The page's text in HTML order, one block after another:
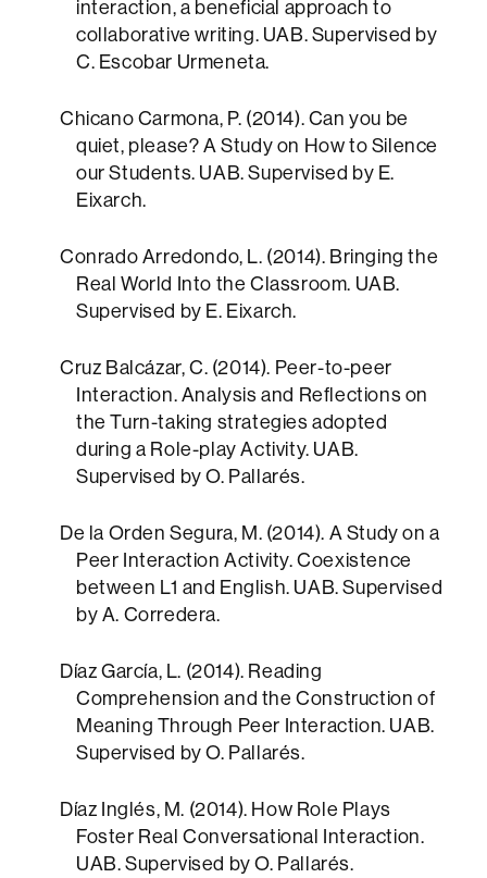
interaction, a beneficial approach to
collaborative writing. UAB. Supervised by
C. Escobar Urmeneta.
Chicano Carmona, P. (2014). Can you be
quiet, please? A Study on How to Silence
our Students. UAB. Supervised by E.
Eixarch.
Conrado Arredondo, L. (2014). Bringing the
Real World Into the Classroom. UAB.
Supervised by E. Eixarch.
Cruz Balcázar, C. (2014). Peer-to-peer
Interaction. Analysis and Reflections on
the Turn-taking strategies adopted
during a Role-play Activity. UAB.
Supervised by O. Pallarés.
De la Orden Segura, M. (2014). A Study on a
Peer Interaction Activity. Coexistence
between L1 and English. UAB. Supervised
by A. Corredera.
Díaz García, L. (2014). Reading
Comprehension and the Construction of
Meaning Through Peer Interaction. UAB.
Supervised by O. Pallarés.
Díaz Inglés, M. (2014). How Role Plays
Foster Real Conversational Interaction.
UAB. Supervised by O. Pallarés.